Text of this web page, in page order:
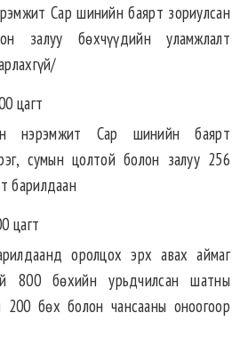
Сар шинийн баярт зориулсан
залуу бөхчүүдийн уламжлалт
цагт
нэрэмжит Сар шинийн баярт
сумын цолтой болон залуу 256
барилдаан
цагт
оролцох эрх авах аймаг
800 бөхийн урьдчилсан шатны
бөх болон чансааны оноогоор